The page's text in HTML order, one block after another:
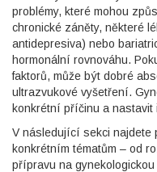
problémy, které mohou
chronické záněty, některé
antidepresiva) nebo
hormonální rovnováhu.
faktorů, může být dobré
ultrazvukové vyšetření.
konkrétní příčinu a nastavit
V následující sekci najdete
konkrétním tématům – od
přípravu na